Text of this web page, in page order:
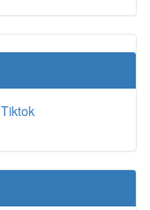
Tiktok